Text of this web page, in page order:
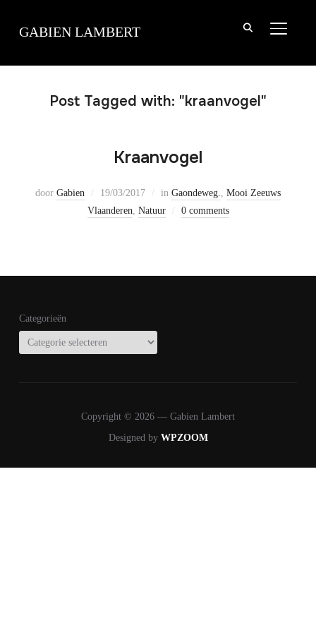
GABIEN LAMBERT
Post Tagged with: "kraanvogel"
Kraanvogel
door Gabien 19/03/2017 in Gaondeweg., Mooi Zeeuws
Vlaanderen, Natuur 0 comments
Categorieën
Copyright © 2026 — Gabien Lambert
Designed by WPZOOM